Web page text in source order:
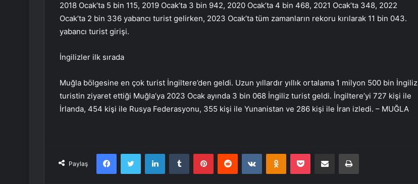
2018 Ocak’ta 5 bin 115, 2019 Ocak’ta 3 bin 942, 2020 Ocak’ta 4 bin 468, 2021 Ocak’ta 348, 2022
Ocak’ta 2 bin 336 yabancı turist gelirken, 2023 Ocak’ta tüm zamanların rekoru kırılarak 11 bin 043.
yabancı turist girişi.
İngilizler ilk sırada
Muğla bölgesine en çok turist İngiltere’den geldi. Uzun yıllardır yıllık ortalama 1 milyon 500 bin İngiliz
turistin ziyaret ettiği Muğla’ya 2023 Ocak ayında 3 bin 068 İngiliz turist geldi. İngiltere’yi 727 kişi ile
İrlanda, 454 kişi ile Rusya Federasyonu, 355 kişi ile Yunanistan ve 286 kişi ile İran izledi. – MUĞLA
Paylaş
FacebookTwitter LinkedInTumblr PinterestReddit VKontakteOdnoklassniki
Pocket E-Posta ile paylaş Yazdır